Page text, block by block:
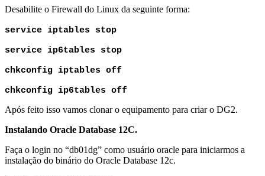
Desabilite o Firewall do Linux da seguinte forma:
service iptables stop
service ip6tables stop
chkconfig iptables off
chkconfig ip6tables off
Após feito isso vamos clonar o equipamento para criar o DG2.
Instalando Oracle Database 12C.
Faça o login no “db01dg” como usuário oracle para iniciarmos a
instalação do binário do Oracle Database 12c.